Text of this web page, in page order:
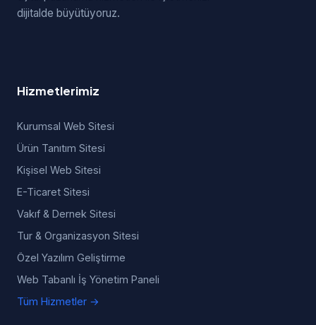
dijitalde büyütüyoruz.
Hizmetlerimiz
Kurumsal Web Sitesi
Ürün Tanıtım Sitesi
Kişisel Web Sitesi
E-Ticaret Sitesi
Vakıf & Dernek Sitesi
Tur & Organizasyon Sitesi
Özel Yazılım Geliştirme
Web Tabanlı İş Yönetim Paneli
Tüm Hizmetler →